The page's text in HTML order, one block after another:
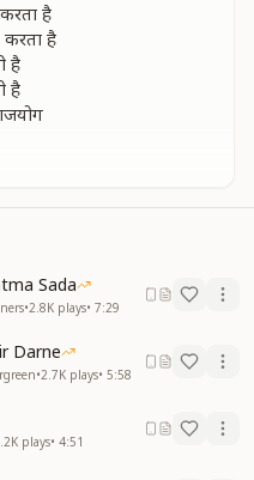
है
करता है
है
है
है
है
है
है
शिव पिताकी यादसे अपने
शिव पिताकी यादसे अपने
Sada
•2.8K plays• 7:29
Darne
•2.7K plays• 5:58
plays• 4:51